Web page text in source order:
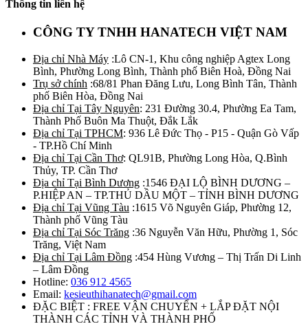
Thông tin liên hệ
CÔNG TY TNHH HANATECH VIỆT NAM
Địa chỉ Nhà Máy :Lô CN-1, Khu công nghiệp Agtex Long
Bình, Phường Long Bình, Thành phố Biên Hoà, Đồng Nai
Trụ sở chính :68/81 Phan Đăng Lưu, Long Bình Tân, Thành
phố Biên Hòa, Đồng Nai
Địa chỉ Tại Tây Nguyên: 231 Đường 30.4, Phường Ea Tam,
Thành Phố Buôn Ma Thuột, Đắk Lắk
Địa chỉ Tại TPHCM: 936 Lê Đức Thọ - P15 - Quận Gò Vấp
- TP.Hồ Chí Minh
Địa chỉ Tại Cần Thơ: QL91B, Phường Long Hòa, Q.Bình
Thủy, TP. Cần Thơ
Địa chỉ Tại Bình Dương :1546 ĐẠI LỘ BÌNH DƯƠNG –
P.HIỆP AN – TP.THỦ DẦU MỘT – TỈNH BÌNH DƯƠNG
Địa chỉ Tại Vũng Tàu :1615 Võ Nguyên Giáp, Phường 12,
Thành phố Vũng Tàu
Địa chỉ Tại Sóc Trăng :36 Nguyễn Văn Hữu, Phường 1, Sóc
Trăng, Việt Nam
Địa chỉ Tại Lâm Đồng :454 Hùng Vương – Thị Trấn Di Linh
– Lâm Đồng
Hotline: 036 912 4565
Email: kesieuthihanatech@gmail.com
ĐẶC BIỆT : FREE VẬN CHUYỂN + LẮP ĐẶT NỘI
THÀNH CÁC TỈNH VÀ THÀNH PHỐ